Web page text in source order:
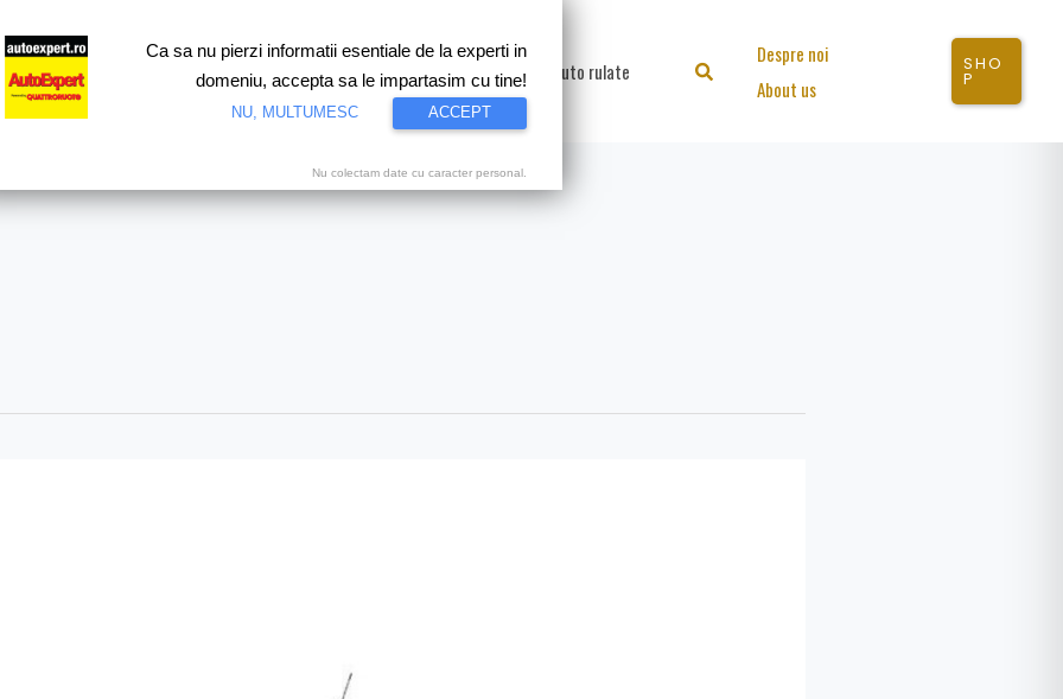
Test drive Motorsport Proiecte speciale Video Auto rulate Search
Despre noi
About us
SHO
P
Ca sa nu pierzi informatii esentiale de la experti in
domeniu, accepta sa le impartasim cu tine!
NU, MULTUMESC ACCEPT
Nu colectam date cu caracter personal.